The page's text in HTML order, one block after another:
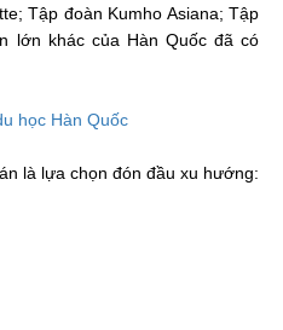
Tập đoàn Kumho Asiana; Tập
lớn khác của Hàn Quốc đã có
học Hàn Quốc
là lựa chọn đón đầu xu hướng: